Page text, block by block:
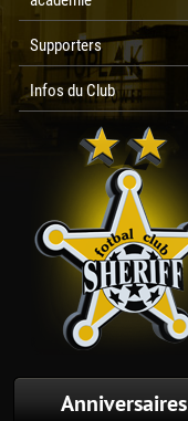
Supporters
Infos du Club
Anniversaires